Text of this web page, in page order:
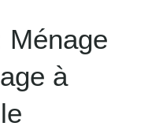
Ménage
à